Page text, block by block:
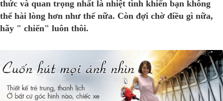
thức và quan trọng nhất là nhiệt tình khiến bạn không
thể hài lòng hơn như thế nữa. Còn đợi chờ điều gì nữa,
hãy " chiển" luôn thôi.